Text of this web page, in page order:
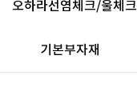
오하라선염체크/울체크
기본부자재